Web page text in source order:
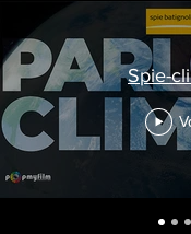
Spie-